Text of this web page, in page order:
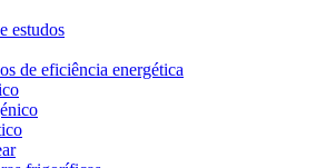
estudos
de eficiência energética